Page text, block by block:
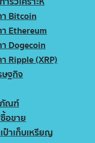
Bitcoin
Ethereum
Dogecoin
Ripple (XRP)
ฐกิจ
ณฑ์
อขาย
ป๋าเก็บเหรียญ